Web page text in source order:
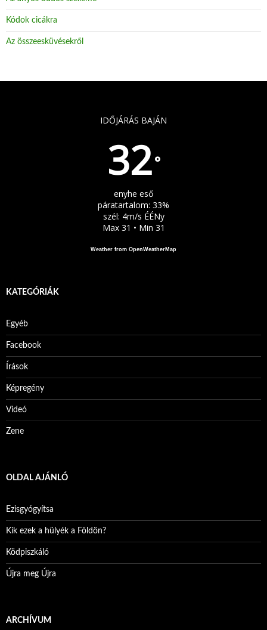
Kódok cicákra
Az összeesküvésekről
IDŐJÁRÁS BAJÁN
32°
enyhe eső
páratartalom: 33%
szél: 4m/s ÉÉNy
Max 31 • Min 31
Weather from OpenWeatherMap
KATEGÓRIÁK
Egyéb
Facebook
Írások
Képregény
Videó
Zene
OLDAL AJÁNLÓ
Ezisgyógyítsa
Kik ezek a hülyék a Földön?
Ködpiszkáló
Újra meg Újra
ARCHÍVUM